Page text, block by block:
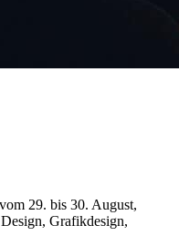
29. bis 30. August,
Grafikdesign,